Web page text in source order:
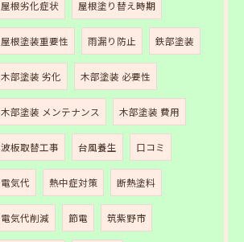
屋根劣化症状 屋根塗り替え時期
屋根塗装重要性 雨漏り防止 鉄部塗装
木部塗装 劣化 木部塗装 必要性
木部塗装 メンテナンス 木部塗装 費用
波板取替工事 台風養生 口コミ
電気代 熱中症対策 断熱塗料
電気代削減 節電 筑紫野市